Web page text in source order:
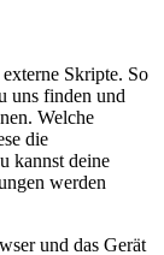
Skripte. So
uns finden und
Welche
die
kannst deine
werden
und das Gerät